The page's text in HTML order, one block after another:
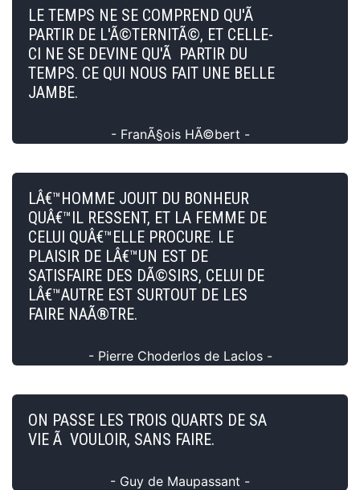
LE TEMPS NE SE COMPREND QU'Ã
PARTIR DE L'Ã©TERNITÃ©, ET CELLE-
CI NE SE DEVINE QU'Ã PARTIR DU
TEMPS. CE QUI NOUS FAIT UNE BELLE
JAMBE.
- FranÃ§ois HÃ©bert -
LÂ€™HOMME JOUIT DU BONHEUR
QUÂ€™IL RESSENT, ET LA FEMME DE
CELUI QUÂ€™ELLE PROCURE. LE
PLAISIR DE LÂ€™UN EST DE
SATISFAIRE DES DÃ©SIRS, CELUI DE
LÂ€™AUTRE EST SURTOUT DE LES
FAIRE NAÃ®TRE.
- Pierre Choderlos de Laclos -
ON PASSE LES TROIS QUARTS DE SA
VIE Ã VOULOIR, SANS FAIRE.
- Guy de Maupassant -